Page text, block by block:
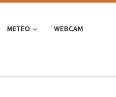
METEO WEBCAM